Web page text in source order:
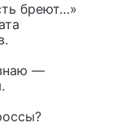
бреют…»
—